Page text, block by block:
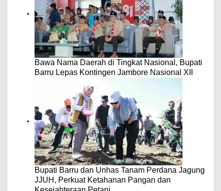
Bawa Nama Daerah di Tingkat Nasional, Bupati
Barru Lepas Kontingen Jambore Nasional XII
Bupati Barru dan Unhas Tanam Perdana Jagung
JJUH, Perkuat Ketahanan Pangan dan